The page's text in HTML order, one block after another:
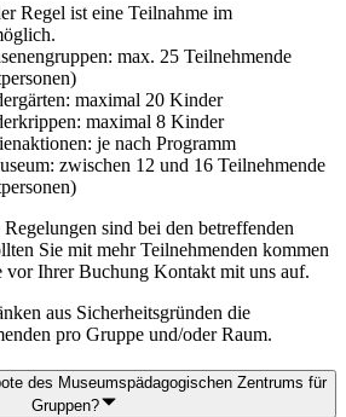
Regel ist eine Teilnahme im
max. 25 Teilnehmende
maximal 20 Kinder
maximal 8 Kinder
je nach Programm
zwischen 12 und 16 Teilnehmende
sind bei den betreffenden
Sie mit mehr Teilnehmenden kommen
vor Ihrer Buchung Kontakt mit uns auf.
aus Sicherheitsgründen die
pro Gruppe und/oder Raum.
des Museumspädagogischen Zentrums für
Gruppen?